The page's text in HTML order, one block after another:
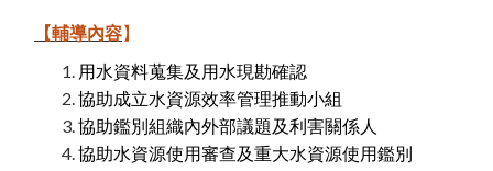
【輔導內容】
用水資料蒐集及用水現勘確認
協助成立水資源效率管理推動小組
協助鑑別組織內外部議題及利害關係人
協助水資源使用審查及重大水資源使用鑑別